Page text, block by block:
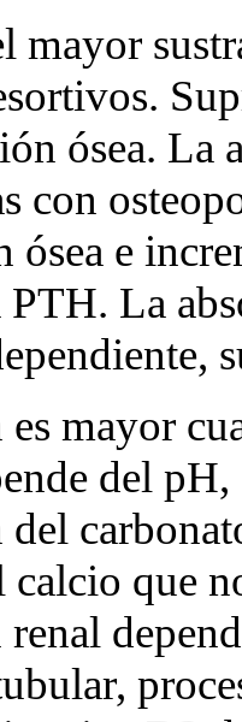
mayor
ósea. La
con
ósea e
La
mayor
del
que